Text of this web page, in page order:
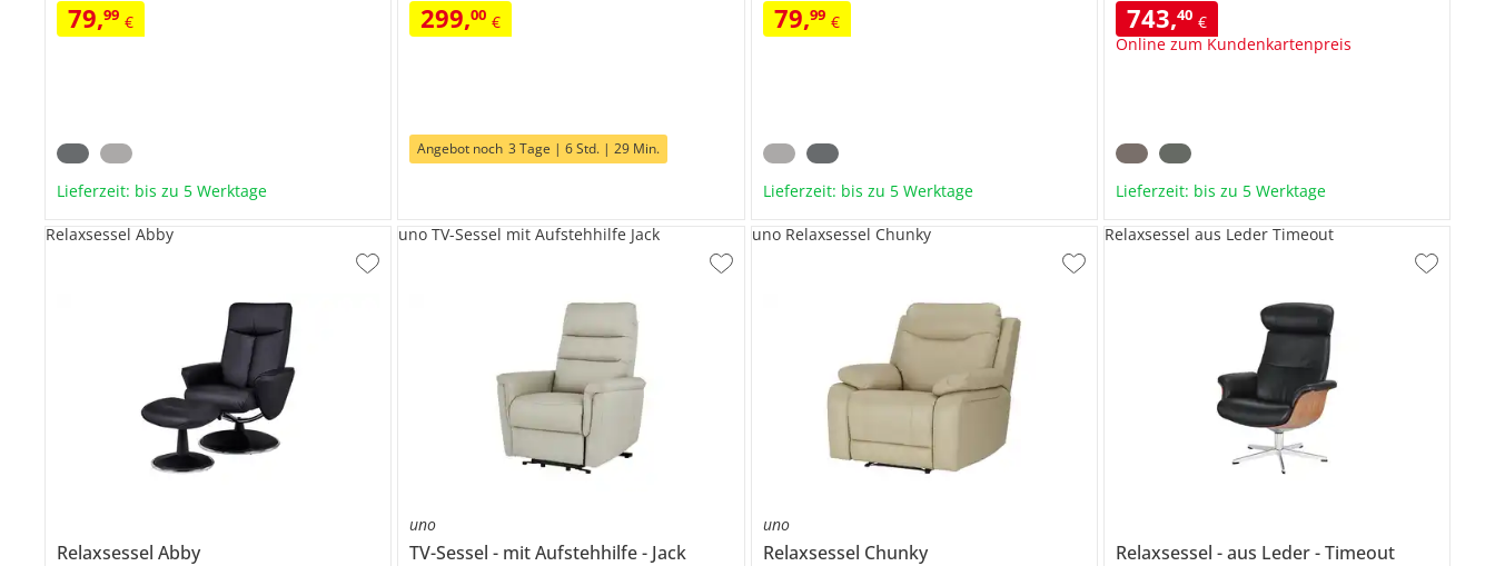
79,99 €
Lieferzeit: bis zu 5 Werktage
299,00 €
Angebot noch 3 Tage | 6 Std. | 29 Min.
79,99 €
Lieferzeit: bis zu 5 Werktage
743,40 €
Online zum Kundenkartenpreis
Lieferzeit: bis zu 5 Werktage
RelaxsesselAbby
Relaxsessel Abby
uno
TV-Sessel mit Aufstehhilfe Jack
uno TV-Sessel mit Aufstehhilfe Jack
uno
Relaxsessel Chunky
uno Relaxsessel Chunky
Relaxsessel aus Leder Timeout
Relaxsessel aus Leder Timeout